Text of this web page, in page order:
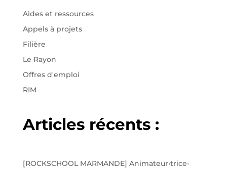
Aides et ressources
Appels à projets
Filière
Le Rayon
Offres d'emploi
RIM
Articles récents :
[ROCKSCHOOL MARMANDE] Animateur•trice-